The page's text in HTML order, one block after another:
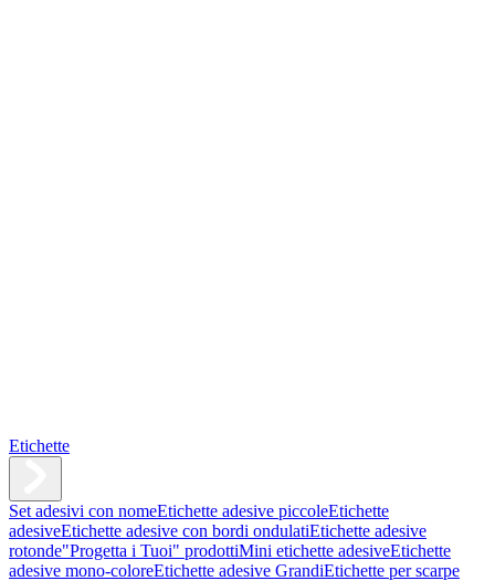
Etichette
Set adesivi con nomeEtichette adesive piccoleEtichette
adesiveEtichette adesive con bordi ondulatiEtichette adesive
rotonde"Progetta i Tuoi" prodottiMini etichette adesiveEtichette
adesive mono-coloreEtichette adesive GrandiEtichette per scarpe